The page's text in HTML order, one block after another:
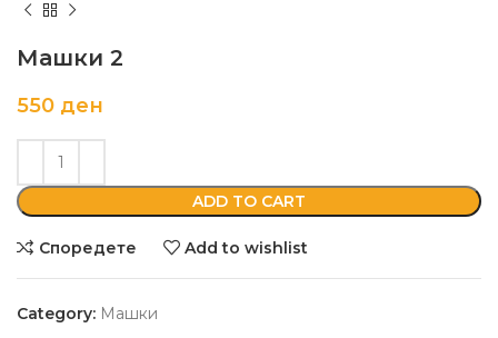
Машки 2
550 ден
ADD TO CART
Споредете Add to wishlist
Category: Машки